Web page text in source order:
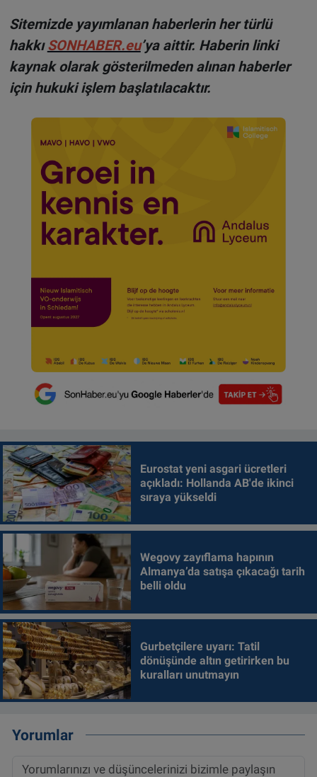
Sitemizde yayımlanan haberlerin her türlü
hakkıSONHABER.eu’ya aittir. Haberin linki
kaynak olarak gösterilmeden alınan haberler
için hukuki işlem başlatılacaktır.
Eurostat yeni asgari ücretleri
açıkladı: Hollanda AB'de ikinci
sıraya yükseldi
Wegovy zayıflama hapının
Almanya’da satışa çıkacağı tarih
belli oldu
Gurbetçilere uyarı: Tatil
dönüşünde altın getirirken bu
kuralları unutmayın
Yorumlar